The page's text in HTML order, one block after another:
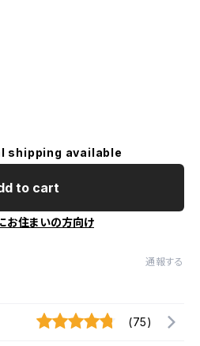
shipping available
to cart
お住まいの方向け
通報する
(75)